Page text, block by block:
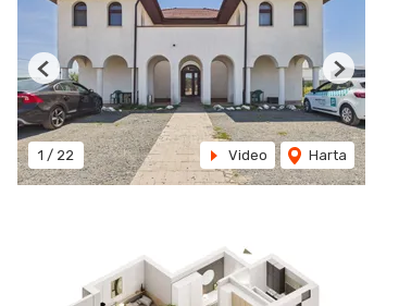
1 / 22 Video Harta
Previous Next